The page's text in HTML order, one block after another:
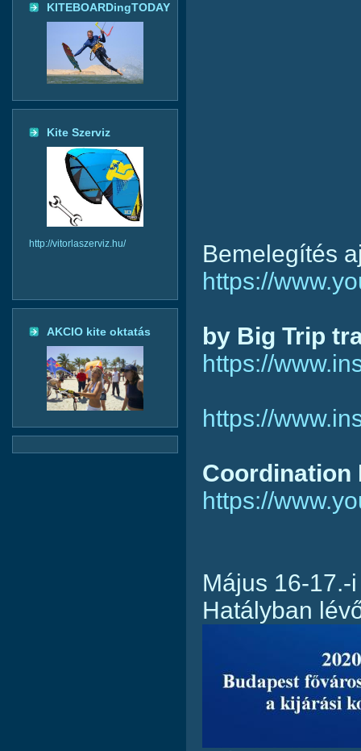
KITEBOARDingTODAY
Kite Szerviz
http://vitorlaszerviz.hu/
AKCIO kite oktatás
Bemelegítés
https://
by Big Trip
https://
https://
Coordination
https://
Május 16-17.-
Hatályban